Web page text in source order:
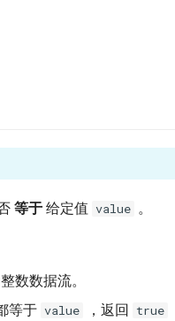
等于 给定值 value 。
数数据流。
等于 value ，返回 true